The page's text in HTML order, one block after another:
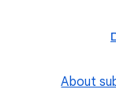
About